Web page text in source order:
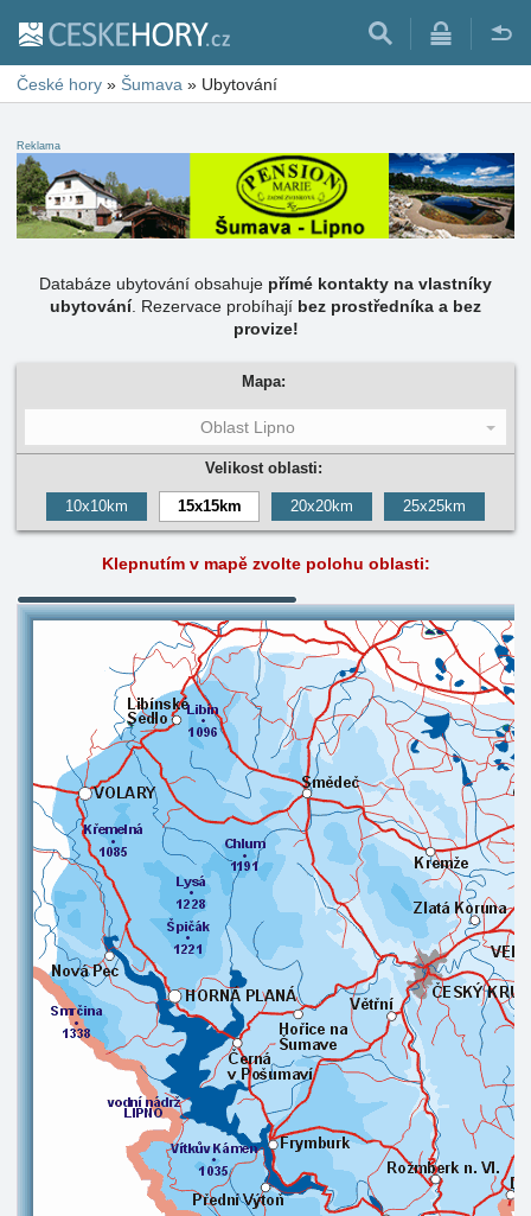
České hory » Šumava » Ubytování
Reklama
Databáze ubytování obsahuje přímé kontakty na vlastníky
ubytování. Rezervace probíhají bez prostředníka a bez
provize!
Mapa:
Oblast Lipno
Velikost oblasti:
10x10km 15x15km 20x20km 25x25km
Klepnutím v mapě zvolte polohu oblasti: